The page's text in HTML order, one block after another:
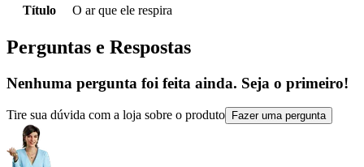
Título
O ar que ele respira
Perguntas e Respostas
Nenhuma pergunta foi feita ainda. Seja o primeiro!
Tire sua dúvida com a loja sobre o produto Fazer uma pergunta